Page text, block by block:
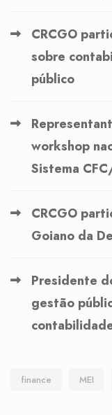
CRCGO
sobre
público
workshop
Sistema
CRCGO
Goiano da
Presidente
gestão
finance MEI